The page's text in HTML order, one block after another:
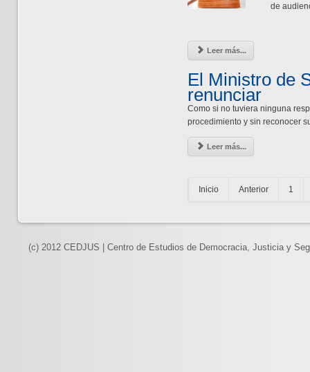
de
Leer más...
El Ministro de
renunciar
Como si no tuviera ninguna
procedimiento y sin reconocer
Leer más...
Inicio Anterior 1
(c) 2012 CEDJUS | Centro de Estudios de Democracia, Justicia y